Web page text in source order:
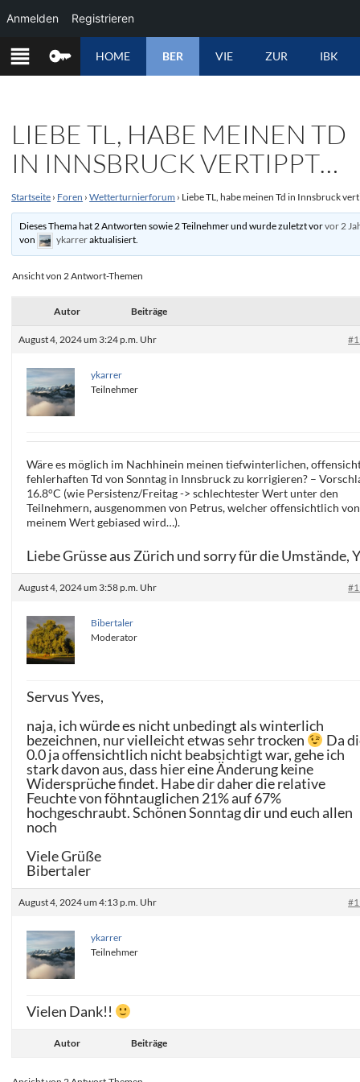
ZUM
INHALT
HOME BER VIE ZUR IBK
LIEBE TL, HABE MEINEN TD
IN INNSBRUCK VERTIPPT…
Startseite › Foren › Wetterturnierforum › Liebe TL, habe meinen Td in Innsbruck
Dieses Thema hat 2 Antworten sowie 2 Teilnehmer und wurde zuletzt vorvor 2
von
ykarreraktualisiert.
Ansicht von 2 Antwort-Themen
Autor Beiträge
August 4, 2024 um 3:24 p.m. Uhr
ykarrer
Teilnehmer
Wäre es möglich im Nachhinein meinen tiefwinterlichen,
fehlerhaften Td von Sonntag in Innsbruck zu korrigieren? –
16.8°C (wie Persistenz/Freitag -> schlechtester Wert unter den
Teilnehmern, ausgenommen von Petrus, welcher offensichtlich von
meinem Wert gebiased wird…).
Liebe Grüsse aus Zürich und sorry für die Umstände,
August 4, 2024 um 3:58 p.m. Uhr
Bibertaler
Moderator
Servus Yves,
naja, ich würde es nicht unbedingt als winterlich
bezeichnen, nur vielleicht etwas sehr trocken
Da
0.0 ja offensichtlich nicht beabsichtigt war, gehe ich
stark davon aus, dass hier eine Änderung keine
Widersprüche findet. Habe dir daher die relative
Feuchte von föhntauglichen 21% auf 67%
hochgeschraubt. Schönen Sonntag dir und euch allen
noch
Viele Grüße
Bibertaler
August 4, 2024 um 4:13 p.m. Uhr
ykarrer
Teilnehmer
Vielen Dank!!
Autor Beiträge
Anmelden Registrieren